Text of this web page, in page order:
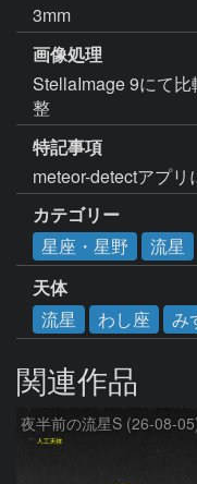
3mm
画像処理
StellaImage 9にて
整
特記事項
meteor-detectアプリ
カテゴリー
星座・星野
流星
天体
流星
わし座 み
関連作品
夜半前の流星S (26-08-